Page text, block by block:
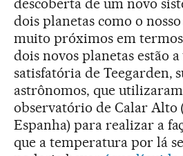
descoberta de um novo
dois planetas como o nosso
muito próximos em termos
dois novos planetas estão
satisfatória de Teegarden,
astrônomos, que
observatório de Calar Alto
Espanha) para realizar a
que a temperatura por lá